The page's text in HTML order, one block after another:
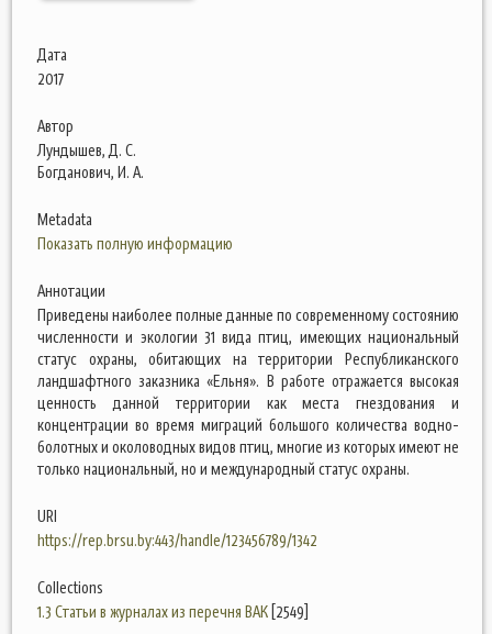
Дата
2017
Автор
Лундышев, Д. С.
Богданович, И. А.
Metadata
Показать полную информацию
Аннотации
Приведены наиболее полные данные по современному состоянию
численности и экологии 31 вида птиц, имеющих национальный
статус охраны, обитающих на территории Республиканского
ландшафтного заказника «Ельня». В работе отражается высокая
ценность данной территории как места гнездования и
концентрации во время миграций большого количества водно-
болотных и околоводных видов птиц, многие из которых имеют не
только национальный, но и международный статус охраны.
URI
https://rep.brsu.by:443/handle/123456789/1342
Collections
1.3 Статьи в журналах из перечня ВАК [2549]